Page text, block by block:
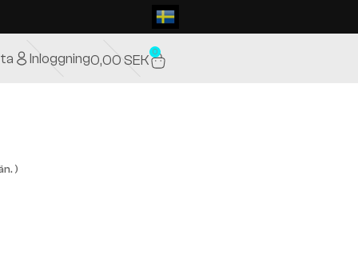
Inloggning0,00SEK 0
)